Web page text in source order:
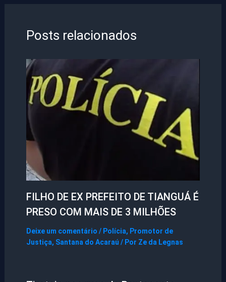
Posts relacionados
FILHO DE EX PREFEITO DE TIANGUÁ É
PRESO COM MAIS DE 3 MILHÕES
Deixe um comentário / Polícia, Promotor de
Justiça, Santana do Acaraú / Por Ze da Legnas